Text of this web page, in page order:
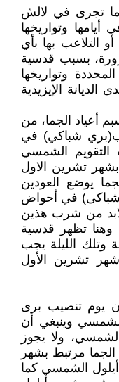
تجرى في لالش
وتواريخها
التلاعب بها بأي
بسبب قدسية
وتواريخها
الإيزيدية
أعياد الجما، من
شباكي) في
الشمسي
بشهر تشرين الاول
يوضع العودين
شباكى) في أحواض
ولابد من شرب هذين
وهنا تظهر قدسية
وتلك الليلة يجب
تشرين الأول
يوم تنصيب برى
وينبغي أن
ولا يجوز
الجما مرتبط بشهر
الشمسي كما